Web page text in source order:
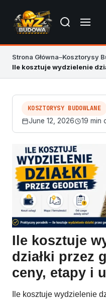
Strona Główna–Kosztorysy
KOSZTORYSY BUDOWLANE
June 12, 2026
19 min
Ile kosztuje
działki przez
ceny, etapy i
Ile kosztuje wydzielenie